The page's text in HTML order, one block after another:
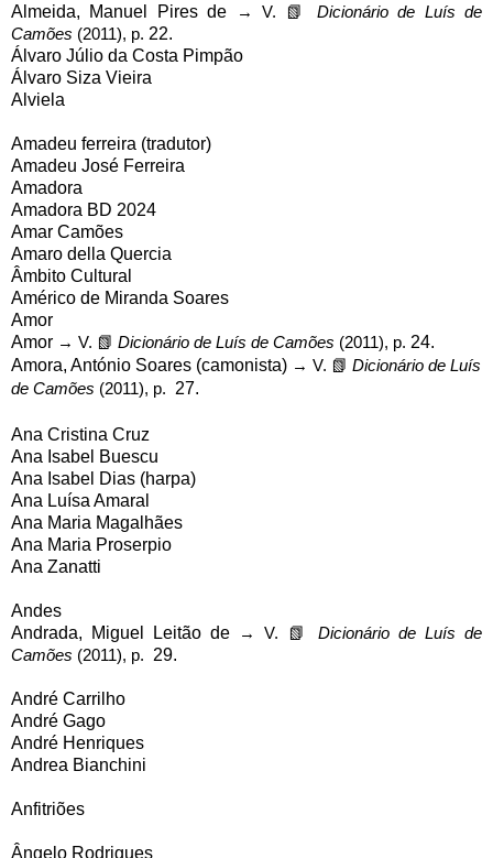
Almeida, Manuel Pires de
→ V. 📗 Dicionário de Luís de
Camões (2011), p. 22.
Álvaro Júlio da Costa Pimpão
Álvaro Siza Vieira
Alviela
Amadeu ferreira (tradutor)
Amadeu José Ferreira
Amadora
Amadora BD 2024
Amar Camões
Amaro della Quercia
Âmbito Cultural
Américo de Miranda Soares
Amor
Amor → V. 📗 Dicionário de Luís de Camões (2011), p. 24.
Amora, António Soares (camonista) → V. 📗 Dicionário de Luís
de Camões (2011), p. 27.
Ana Cristina Cruz
Ana Isabel Buescu
Ana Isabel Dias (harpa)
Ana Luísa Amaral
Ana Maria Magalhães
Ana Maria Proserpio
Ana Zanatti
Andes
Andrada, Miguel Leitão de
→ V. 📗 Dicionário de Luís de
Camões (2011), p. 29.
André Carrilho
André Gago
André Henriques
Andrea Bianchini
Anfitriões
Ângelo Rodrigues